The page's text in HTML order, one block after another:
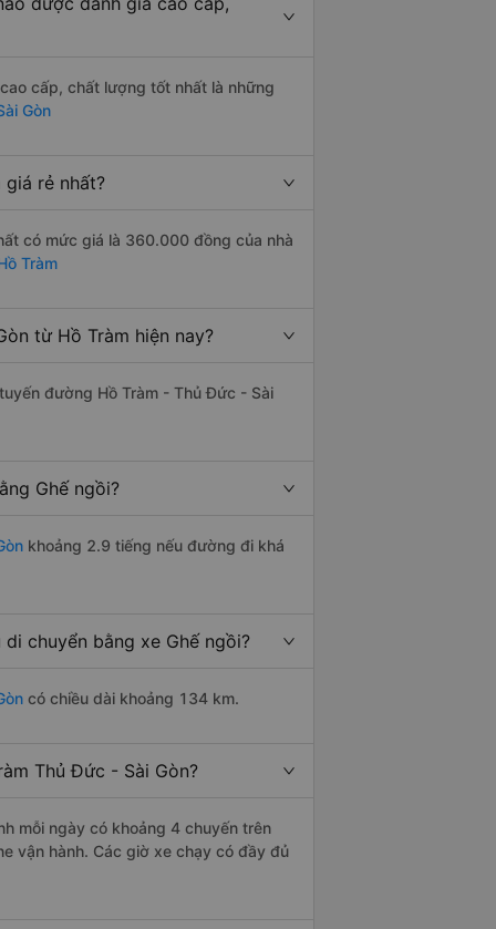
cấp, chất lượng tốt nhất là những
Gòn
rẻ nhất?
có mức giá là 360.000 đồng của nhà
Tràm
từ Hồ Tràm hiện nay?
đường Hồ Tràm - Thủ Đức - Sài
Ghế ngồi?
khoảng 2.9 tiếng nếu đường đi khá
chuyển bằng xe Ghế ngồi?
có chiều dài khoảng 134 km.
Thủ Đức - Sài Gòn?
mỗi ngày có khoảng 4 chuyến trên
vận hành. Các giờ xe chạy có đầy đủ